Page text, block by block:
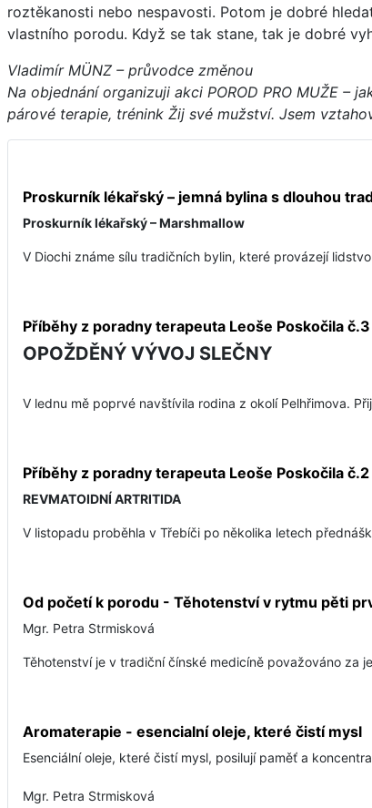
roztěkanosti nebo nespavosti. Potom je dobré
vlastního porodu. Když se tak stane, tak je dobré
Vladimír MÜNZ – průvodce změnou
Na objednání organizuji akci POROD PRO MUŽE
párové terapie, trénink Žij své mužství. Jsem
Proskurník lékařský – jemná bylina s dlouhou
Proskurník lékařský – Marshmallow
V Diochi známe sílu tradičních bylin, které provázejí
Příběhy z poradny terapeuta Leoše Poskočila
OPOŽDĚNÝ VÝVOJ SLEČNY
V lednu mě poprvé navštívila rodina z okolí Pelhřimova.
Příběhy z poradny terapeuta Leoše Poskočila
REVMATOIDNÍ ARTRITIDA
V listopadu proběhla v Třebíči po několika letech
Od početí k porodu - Těhotenství v rytmu pěti
Mgr. Petra Strmisková
Těhotenství je v tradiční čínské medicíně považováno za
Aromaterapie - esencialní oleje, které čistí mysl
Esenciální oleje, které čistí mysl, posilují paměť a
Mgr. Petra Strmisková